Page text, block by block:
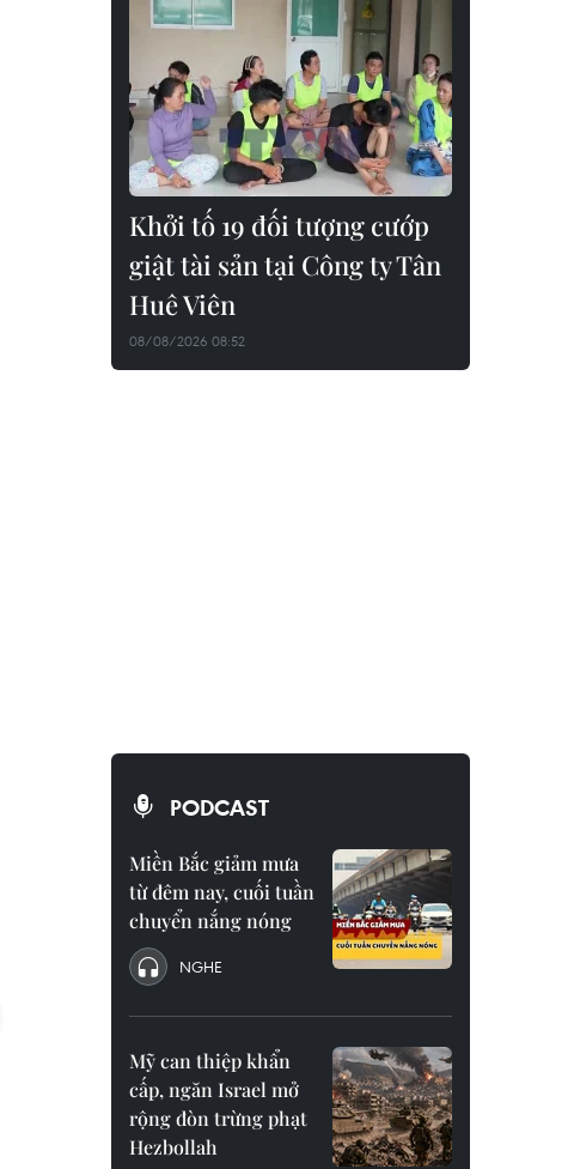
Khởi tố 19 đối tượng cướp
giật tài sản tại Công ty Tân
Huê Viên
08/08/2026 08:52
PODCAST
Miền Bắc giảm mưa
từ đêm nay, cuối tuần
chuyển nắng nóng
NGHE
Mỹ can thiệp khẩn
cấp, ngăn Israel mở
rộng đòn trừng phạt
Hezbollah